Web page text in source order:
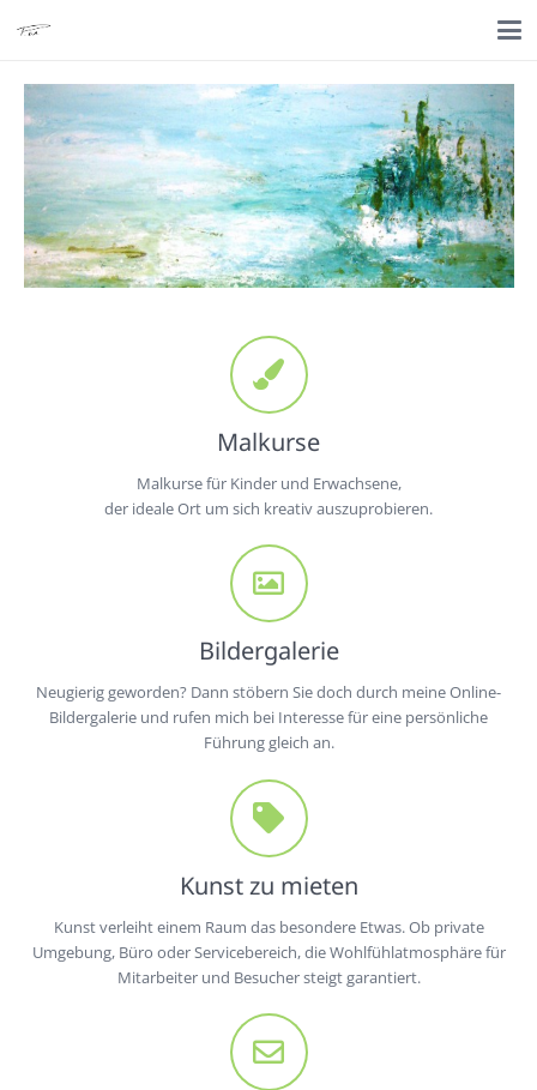
Malkurse
Malkurse für Kinder und Erwachsene,
der ideale Ort um sich kreativ auszuprobieren.
Bildergalerie
Neugierig geworden? Dann stöbern Sie doch durch meine Online-
Bildergalerie und rufen mich bei Interesse für eine persönliche
Führung gleich an.
Kunst zu mieten
Kunst verleiht einem Raum das besondere Etwas. Ob private
Umgebung, Büro oder Servicebereich, die Wohlfühlatmosphäre für
Mitarbeiter und Besucher steigt garantiert.